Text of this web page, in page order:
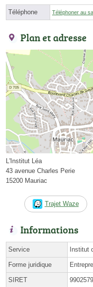
Téléphone Téléphoner au
Plan et adresse
L'Institut Léa
43 avenue Charles Perie
15200 Mauriac
Trajet Waze
Informations
Service Institut
Forme juridique
SIRET